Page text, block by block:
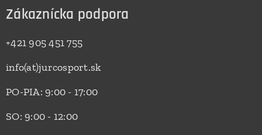
Zákaznícka podpora
+421 905 451 755
info(at)jurcosport.sk
PO-PIA: 9:00 - 17:00
SO: 9:00 - 12:00